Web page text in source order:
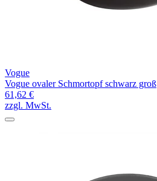
Vogue
Vogue ovaler Schmortopf schwarz groß
61,62 €
zzgl. MwSt.